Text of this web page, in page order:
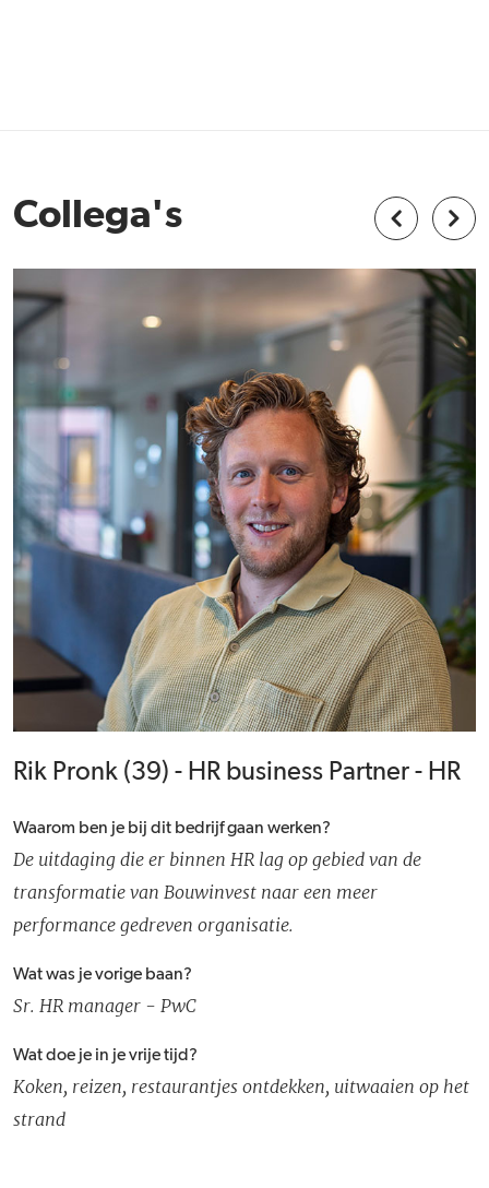
Collega's
Rik Pronk (39) - HR business Partner - HR
Waarom ben je bij dit bedrijf gaan werken?
De uitdaging die er binnen HR lag op gebied van de
transformatie van Bouwinvest naar een meer
performance gedreven organisatie.
Wat was je vorige baan?
Sr. HR manager - PwC
Wat doe je in je vrije tijd?
Koken, reizen, restaurantjes ontdekken, uitwaaien op het
strand